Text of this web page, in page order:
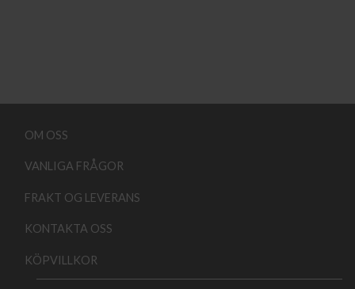
OM OSS
VANLIGA FRÅGOR
FRAKT OG LEVERANS
KONTAKTA OSS
KÖPVILLKOR